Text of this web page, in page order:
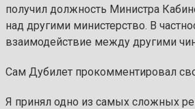
получил должность Министра
над другими министерство. В
взаимодействие между другими
Сам Дубилет прокомментировал
Я принял одно из самых сложных